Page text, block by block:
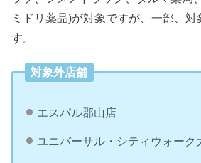
ミドリ薬品)が対象ですが、一部、対
す。
対象外店舗
エスパル郡山店
ユニバーサル・シティウォーク